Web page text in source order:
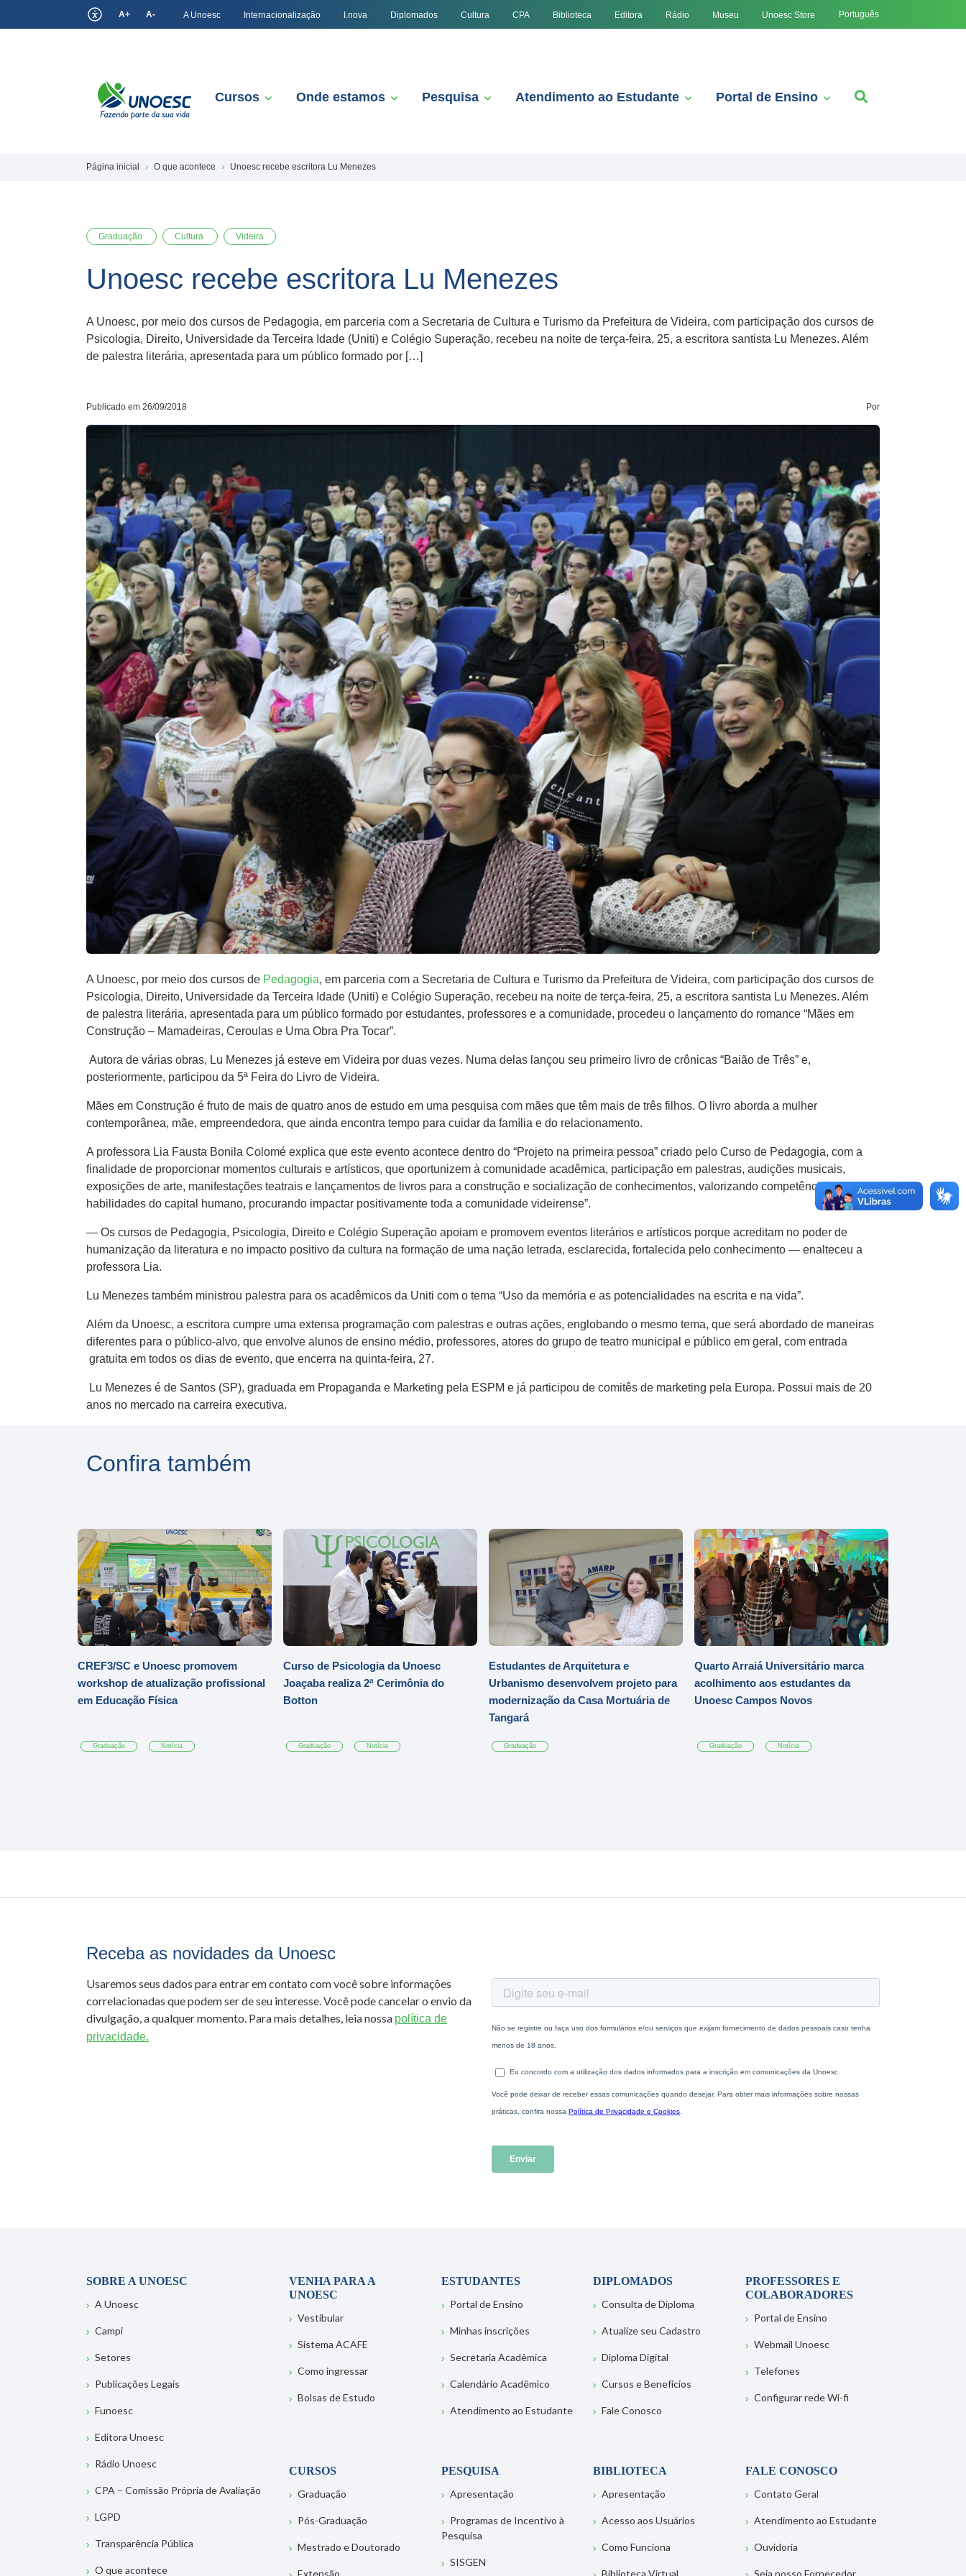
A+ A- A Unoesc Internacionalização I.nova Diplomados Cultura CPA Biblioteca Editora Rádio Museu Unoesc Store Português
Cursos Onde estamos Pesquisa Atendimento ao Estudante Portal de Ensino
Página inicial O que acontece Unoesc recebe escritora Lu Menezes
Graduação Cultura Videira
Unoesc recebe escritora Lu Menezes
A Unoesc, por meio dos cursos de Pedagogia, em parceria com a Secretaria de Cultura e Turismo da Prefeitura de Videira, com participação dos cursos de
Psicologia, Direito, Universidade da Terceira Idade (Uniti) e Colégio Superação, recebeu na noite de terça-feira, 25, a escritora santista Lu Menezes. Além
de palestra literária, apresentada para um público formado por […]
Publicado em 26/09/2018 Por
A Unoesc, por meio dos cursos de Pedagogia, em parceria com a Secretaria de Cultura e Turismo da Prefeitura de Videira, com participação dos cursos de
Psicologia, Direito, Universidade da Terceira Idade (Uniti) e Colégio Superação, recebeu na noite de terça-feira, 25, a escritora santista Lu Menezes. Além
de palestra literária, apresentada para um público formado por estudantes, professores e a comunidade, procedeu o lançamento do romance “Mães em
Construção – Mamadeiras, Ceroulas e Uma Obra Pra Tocar”.
Autora de várias obras, Lu Menezes já esteve em Videira por duas vezes. Numa delas lançou seu primeiro livro de crônicas “Baião de Três” e,
posteriormente, participou da 5ª Feira do Livro de Videira.
Mães em Construção é fruto de mais de quatro anos de estudo em uma pesquisa com mães que têm mais de três filhos. O livro aborda a mulher
contemporânea, mãe, empreendedora, que ainda encontra tempo para cuidar da família e do relacionamento.
A professora Lia Fausta Bonila Colomé explica que este evento acontece dentro do “Projeto na primeira pessoa” criado pelo Curso de Pedagogia, com a
finalidade de proporcionar momentos culturais e artísticos, que oportunizem à comunidade acadêmica, participação em palestras, audições musicais,
exposições de arte, manifestações teatrais e lançamentos de livros para a construção e socialização de conhecimentos, valorizando competências e
habilidades do capital humano, procurando impactar positivamente toda a comunidade videirense”.
— Os cursos de Pedagogia, Psicologia, Direito e Colégio Superação apoiam e promovem eventos literários e artísticos porque acreditam no poder de
humanização da literatura e no impacto positivo da cultura na formação de uma nação letrada, esclarecida, fortalecida pelo conhecimento — enalteceu a
professora Lia.
Lu Menezes também ministrou palestra para os acadêmicos da Uniti com o tema “Uso da memória e as potencialidades na escrita e na vida”.
Além da Unoesc, a escritora cumpre uma extensa programação com palestras e outras ações, englobando o mesmo tema, que será abordado de maneiras
diferentes para o público-alvo, que envolve alunos de ensino médio, professores, atores do grupo de teatro municipal e público em geral, com entrada
gratuita em todos os dias de evento, que encerra na quinta-feira, 27.
Lu Menezes é de Santos (SP), graduada em Propaganda e Marketing pela ESPM e já participou de comitês de marketing pela Europa. Possui mais de 20
anos no mercado na carreira executiva.
Confira também
CREF3/SC e Unoesc promovem
workshop de atualização profissional
em Educação Física
Graduação Notícia
Curso de Psicologia da Unoesc
Joaçaba realiza 2ª Cerimônia do
Botton
Graduação Notícia
Estudantes de Arquitetura e
Urbanismo desenvolvem projeto para
modernização da Casa Mortuária de
Tangará
Graduação
Quarto Arraiá Universitário marca
acolhimento aos estudantes da
Unoesc Campos Novos
Graduação Notícia
Receba as novidades da Unoesc
Usaremos seus dados para entrar em contato com você sobre informações
correlacionadas que podem ser de seu interesse. Você pode cancelar o envio da
divulgação, a qualquer momento. Para mais detalhes, leia nossa política de
privacidade.
SOBRE A UNOESC
A Unoesc
Campi
Setores
Publicações Legais
Funoesc
Editora Unoesc
Rádio Unoesc
CPA – Comissão Própria de Avaliação
LGPD
Transparência Pública
O que acontece
VENHA PARA A
UNOESC
Vestibular
Sistema ACAFE
Como ingressar
Bolsas de Estudo
ESTUDANTES
Portal de Ensino
Minhas inscrições
Secretaria Acadêmica
Calendário Acadêmico
Atendimento ao Estudante
DIPLOMADOS
Consulta de Diploma
Atualize seu Cadastro
Diploma Digital
Cursos e Benefícios
Fale Conosco
PROFESSORES E
COLABORADORES
Portal de Ensino
Webmail Unoesc
Telefones
Configurar rede Wi-fi
CURSOS
Graduação
Pós-Graduação
Mestrado e Doutorado
PESQUISA
Apresentação
Programas de Incentivo à
Pesquisa
SISGEN
BIBLIOTECA
Apresentação
Acesso aos Usuários
Como Funciona
FALE CONOSCO
Contato Geral
Atendimento ao Estudante
Ouvidoria